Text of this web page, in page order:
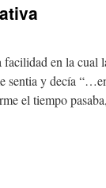
en la cual
sentia y decía
el tiempo